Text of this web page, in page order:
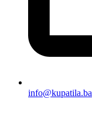
info@kupatila.ba